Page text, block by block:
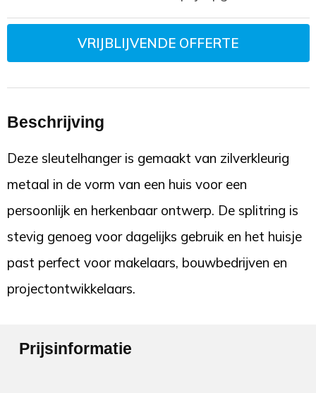
VRIJBLIJVENDE OFFERTE
Beschrijving
Deze sleutelhanger is gemaakt van zilverkleurig
metaal in de vorm van een huis voor een
persoonlijk en herkenbaar ontwerp. De splitring is
stevig genoeg voor dagelijks gebruik en het huisje
past perfect voor makelaars, bouwbedrijven en
projectontwikkelaars.
Prijsinformatie